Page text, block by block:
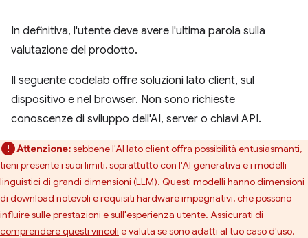
In definitiva, l'utente deve avere l'ultima parola sulla
valutazione del prodotto.
Il seguente codelab offre soluzioni lato client, sul
dispositivo e nel browser. Non sono richieste
conoscenze di sviluppo dell'AI, server o chiavi API.
Attenzione:sebbene l'AI lato client offra possibilità entusiasmanti,
tieni presente i suoi limiti, soprattutto con l'AI generativa e i modelli
linguistici di grandi dimensioni (LLM). Questi modelli hanno dimensioni
di download notevoli e requisiti hardware impegnativi, che possono
influire sulle prestazioni e sull'esperienza utente. Assicurati di
comprendere questi vincoli e valuta se sono adatti al tuo caso d'uso.